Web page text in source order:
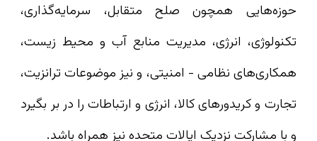
حوزه‌هایی همچون صلح متقابل، سرمایه‌گذاری،
تکنولوژی، انرژی، مدیریت منابع آب و محیط زیست،
همکاری‌های نظامی - امنیتی، و نیز موضوعات ترانزیت،
تجارت و کریدورهای کالا، انرژی و ارتباطات را در بر بگیرد
و با مشارکت نزدیک ایالات متحده نیز همراه باشد.